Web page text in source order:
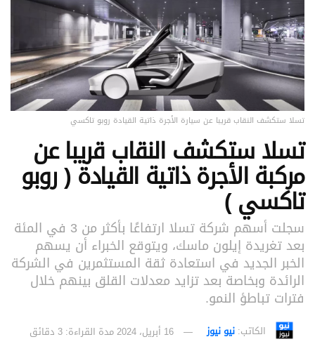
تسلا ستكشف النقاب قريبا عن سيارة الأجرة ذاتية القيادة روبو تاكسي
تسلا ستكشف النقاب قريبا عن
مركبة الأجرة ذاتية القيادة ( روبو
تاكسي )
سجلت أسهم شركة تسلا ارتفاعًا بأكثر من 3 في المئة
بعد تغريدة إيلون ماسك، ويتوقع الخبراء أن يسهم
الخبر الجديد في استعادة ثقة المستثمرين في الشركة
الرائدة وبخاصة بعد تزايد معدلات القلق بينهم خلال
فترات تباطؤ النمو.
الكاتب: نيو نيوز 16 أبريل، 2024 مدة القراءة: 3 دقائق